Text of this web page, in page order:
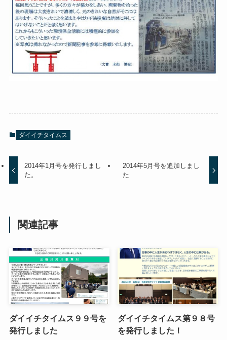
ダイイチタイムス
2014年1月号を発行しまし
た。
2014年5月号を追加しまし
た
関連記事
ダイイチタイムス９９号を
発行しました
ダイイチタイムス第９８号
を発行しました！